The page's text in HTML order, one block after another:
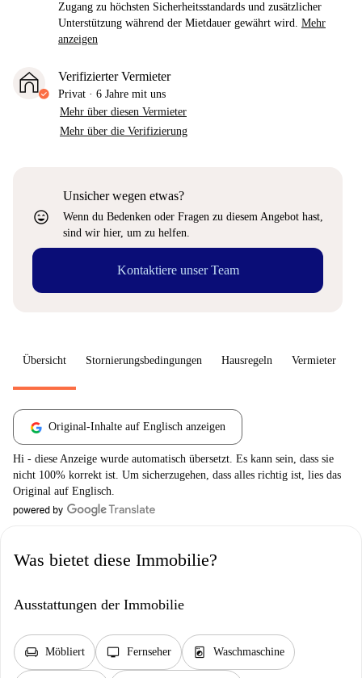
Zugang zu höchsten Sicherheitsstandards und zusätzlicher
Unterstützung während der Mietdauer gewährt wird. Mehr
anzeigen
Verifizierter Vermieter
Privat · 6 Jahre mit uns
Mehr über diesen Vermieter
Mehr über die Verifizierung
sentiment_very_satisfied
Unsicher wegen etwas?
Wenn du Bedenken oder Fragen zu diesem Angebot hast,
sind wir hier, um zu helfen.
Kontaktiere unser Team
Übersicht Stornierungsbedingungen Hausregeln Vermieter
Original-Inhalte auf Englisch anzeigen
Hi - diese Anzeige wurde automatisch übersetzt. Es kann sein, dass sie
nicht 100% korrekt ist. Um sicherzugehen, dass alles richtig ist, lies das
Original auf Englisch.
Was bietet diese Immobilie?
Ausstattungen der Immobilie
chair Möbliert tv Fernseher local_laundry_service Waschmaschine